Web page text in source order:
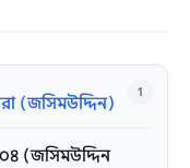
1
(জসিমউদ্দিন)
(জসিমউদ্দিন